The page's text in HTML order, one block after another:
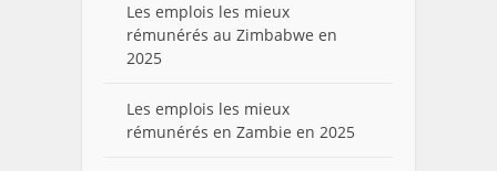
Les emplois les mieux
rémunérés au Zimbabwe en
2025
Les emplois les mieux
rémunérés en Zambie en 2025